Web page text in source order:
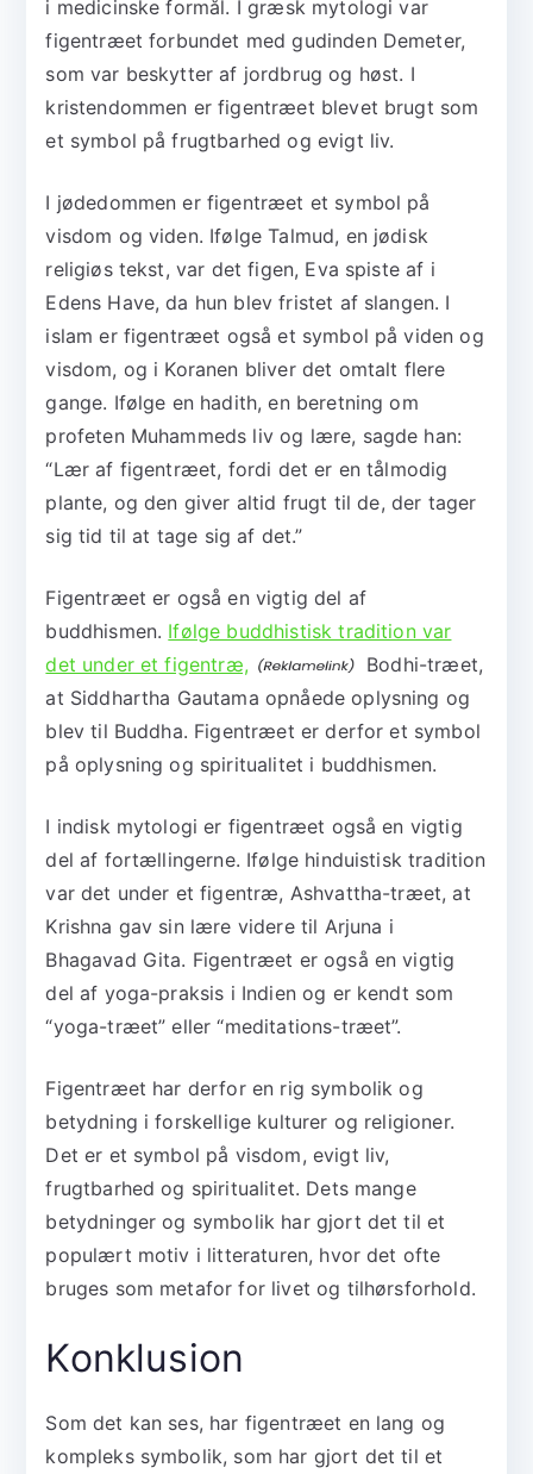
i medicinske formål. I græsk mytologi var
figentræet forbundet med gudinden Demeter,
som var beskytter af jordbrug og høst. I
kristendommen er figentræet blevet brugt som
et symbol på frugtbarhed og evigt liv.
I jødedommen er figentræet et symbol på
visdom og viden. Ifølge Talmud, en jødisk
religiøs tekst, var det figen, Eva spiste af i
Edens Have, da hun blev fristet af slangen. I
islam er figentræet også et symbol på viden og
visdom, og i Koranen bliver det omtalt flere
gange. Ifølge en hadith, en beretning om
profeten Muhammeds liv og lære, sagde han:
“Lær af figentræet, fordi det er en tålmodig
plante, og den giver altid frugt til de, der tager
sig tid til at tage sig af det.”
Figentræet er også en vigtig del af
buddhismen. Ifølge buddhistisk tradition var
det under et figentræ,
Bodhi-træet,
at Siddhartha Gautama opnåede oplysning og
blev til Buddha. Figentræet er derfor et symbol
på oplysning og spiritualitet i buddhismen.
I indisk mytologi er figentræet også en vigtig
del af fortællingerne. Ifølge hinduistisk tradition
var det under et figentræ, Ashvattha-træet, at
Krishna gav sin lære videre til Arjuna i
Bhagavad Gita. Figentræet er også en vigtig
del af yoga-praksis i Indien og er kendt som
“yoga-træet” eller “meditations-træet”.
Figentræet har derfor en rig symbolik og
betydning i forskellige kulturer og religioner.
Det er et symbol på visdom, evigt liv,
frugtbarhed og spiritualitet. Dets mange
betydninger og symbolik har gjort det til et
populært motiv i litteraturen, hvor det ofte
bruges som metafor for livet og tilhørsforhold.
Konklusion
Som det kan ses, har figentræet en lang og
kompleks symbolik, som har gjort det til et